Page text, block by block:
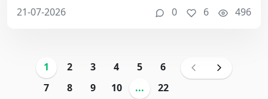
21-07-2026
0 6 496
1 2 3 4 5
6
7
8 9 10 ... 22